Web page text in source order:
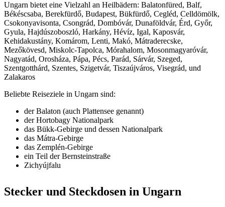
Ungarn bietet eine Vielzahl an Heilbädern: Balatonfüred, Balf,
Békéscsaba, Berekfürdő, Budapest, Bükfürdő, Cegléd, Celldömölk,
Csokonyavisonta, Csongrád, Dombóvár, Dunaföldvár, Érd, Győr,
Gyula, Hajdúszoboszló, Harkány, Hévíz, Igal, Kaposvár,
Kehidakustány, Komárom, Lenti, Makó, Mátraderecske,
Mezőkövesd, Miskolc-Tapolca, Mórahalom, Mosonmagyaróvár,
Nagyatád, Orosháza, Pápa, Pécs, Parád, Sárvár, Szeged,
Szentgotthárd, Szentes, Szigetvár, Tiszaújváros, Visegrád, und
Zalakaros
Beliebte Reiseziele in Ungarn sind:
der Balaton (auch Plattensee genannt)
der Hortobagy Nationalpark
das Bükk-Gebirge und dessen Nationalpark
das Mátra-Gebirge
das Zemplén-Gebirge
ein Teil der Bernsteinstraße
Zichyújfalu
Stecker und Steckdosen in Ungarn